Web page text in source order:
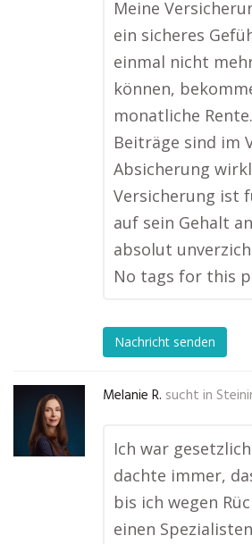
Meine
ein sicheres
einmal nicht
können,
monatliche
Beiträge sind im
Absicherung
Versicherung ist
auf sein Gehalt
absolut
No tags for this
Nachricht senden
Melanie R. sucht in
Ich war
dachte immer,
bis ich wegen
einen